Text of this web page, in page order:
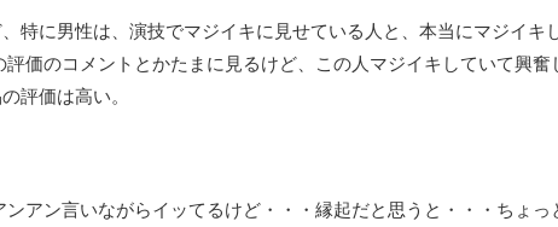
特に男性は、演技でマジイキに見せている人と、本当にマジイキ
評価のコメントとかたまに見るけど、この人マジイキしていて興
評価は高い。
アン言いながらイッてるけど・・・縁起だと思うと・・・ちょっ